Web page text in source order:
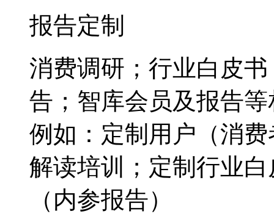
报告定制
消费调研；行业白皮
告；智库会员及报告
例如：定制用户（消
解读培训；定制行业
（内参报告）